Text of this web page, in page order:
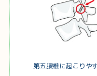
第五腰椎に起こりや